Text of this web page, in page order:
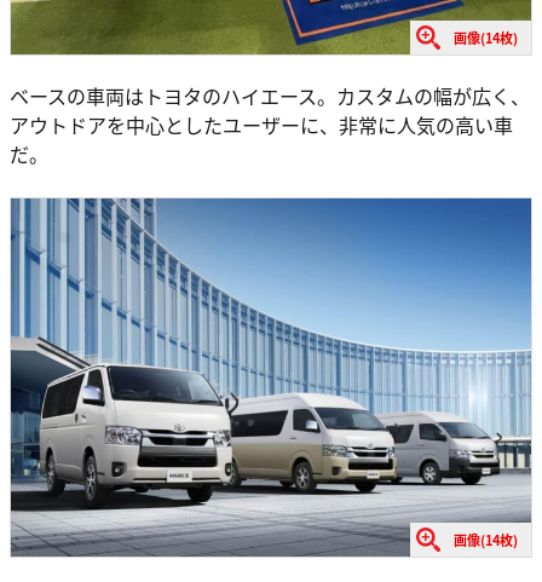
画像(14枚)
ベースの車両はトヨタのハイエース。カスタムの幅が広く、
アウトドアを中心としたユーザーに、非常に人気の高い車
だ。
画像(14枚)